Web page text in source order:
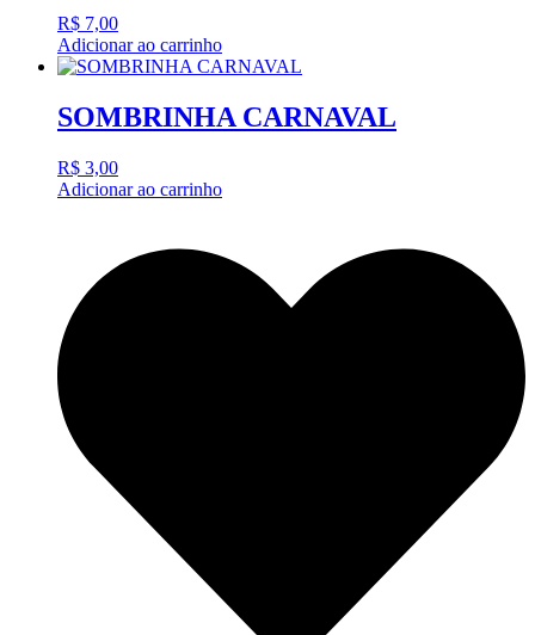
R$ 7,00
Adicionar ao carrinho
SOMBRINHA CARNAVAL
R$ 3,00
Adicionar ao carrinho